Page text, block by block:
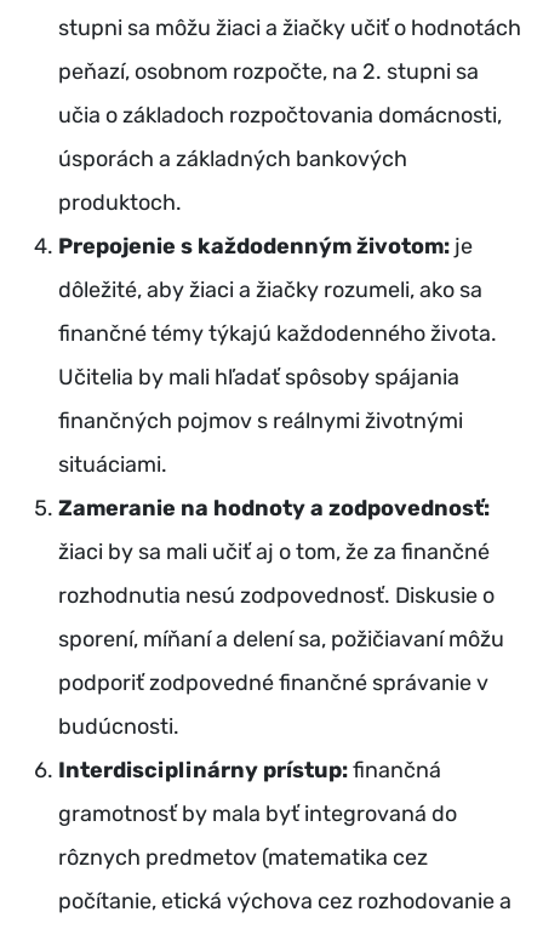
stupni sa môžu žiaci a žiačky učiť o hodnotách
peňazí, osobnom rozpočte, na 2. stupni sa
učia o základoch rozpočtovania domácnosti,
úsporách a základných bankových
produktoch.
Prepojenie s každodenným životom: je
dôležité, aby žiaci a žiačky rozumeli, ako sa
finančné témy týkajú každodenného života.
Učitelia by mali hľadať spôsoby spájania
finančných pojmov s reálnymi životnými
situáciami.
Zameranie na hodnoty a zodpovednosť:
žiaci by sa mali učiť aj o tom, že za finančné
rozhodnutia nesú zodpovednosť. Diskusie o
sporení, míňaní a delení sa, požičiavaní môžu
podporiť zodpovedné finančné správanie v
budúcnosti.
Interdisciplinárny prístup:finančná
gramotnosť by mala byť integrovaná do
rôznych predmetov (matematika cez
počítanie, etická výchova cez rozhodovanie a